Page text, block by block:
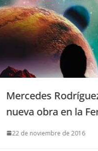
su
del Libro